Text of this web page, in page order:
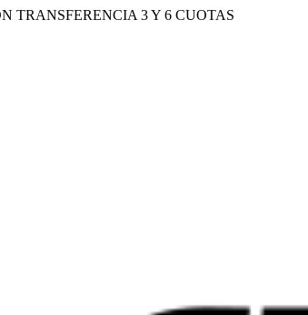
TRANSFERENCIA 3 Y 6 CUOTAS